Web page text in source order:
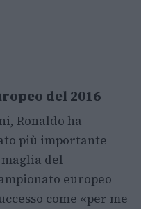
del 2016
Ronaldo ha
più importante
del
europeo
come «per me